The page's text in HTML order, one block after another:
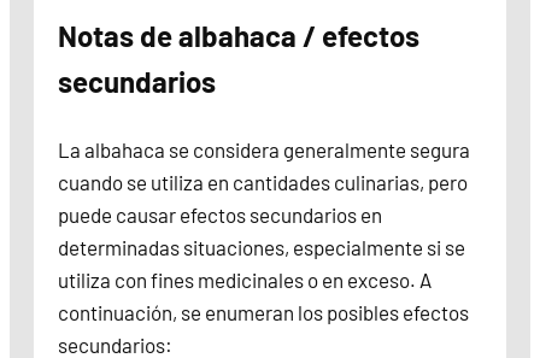
Notas de albahaca / efectos
secundarios
La albahaca se considera generalmente segura
cuando se utiliza en cantidades culinarias, pero
puede causar efectos secundarios en
determinadas situaciones, especialmente si se
utiliza con fines medicinales o en exceso. A
continuación, se enumeran los posibles efectos
secundarios: